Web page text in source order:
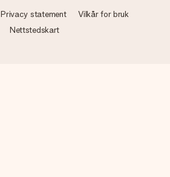
Privacy statement
Vilkår for bruk
Nettstedskart